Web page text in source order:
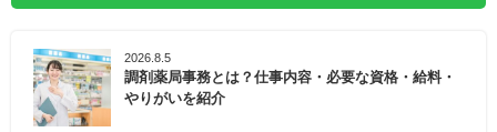
2026.8.5
調剤薬局事務とは？仕事内容・必要な資格・給料・
やりがいを紹介